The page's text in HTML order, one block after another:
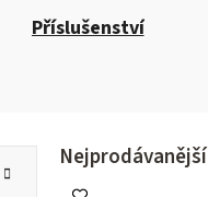
Příslušenství
Nejprodávanější
V